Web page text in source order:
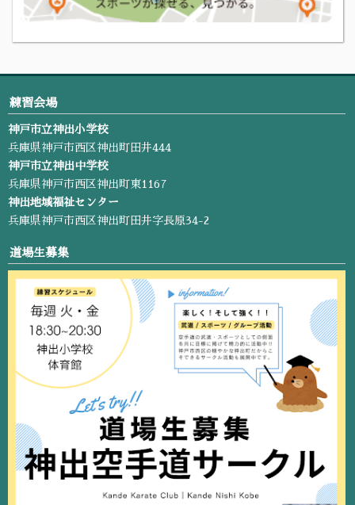
練習会場
神戸市立神出小学校
兵庫県神戸市西区神出町田井444
神戸市立神出中学校
兵庫県神戸市西区神出町東1167
神出地域福祉センター
兵庫県神戸市西区神出町田井字長原34-2
道場生募集